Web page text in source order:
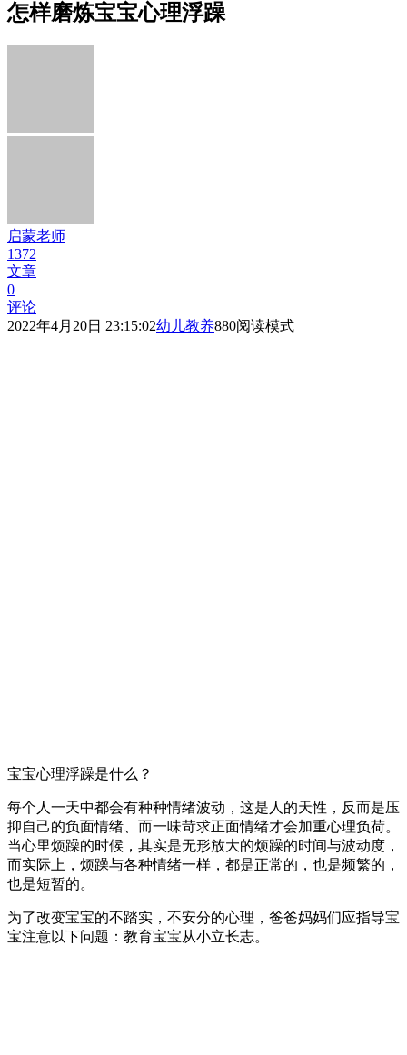
怎样磨炼宝宝心理浮躁
启蒙老师
1372
文章
0
评论
2022年4月20日 23:15:02幼儿教养880阅读模式
宝宝心理浮躁是什么？
每个人一天中都会有种种情绪波动，这是人的天性，反而是压
抑自己的负面情绪、而一味苛求正面情绪才会加重心理负荷。
当心里烦躁的时候，其实是无形放大的烦躁的时间与波动度，
而实际上，烦躁与各种情绪一样，都是正常的，也是频繁的，
也是短暂的。
为了改变宝宝的不踏实，不安分的心理，爸爸妈妈们应指导宝
宝注意以下问题：教育宝宝从小立长志。